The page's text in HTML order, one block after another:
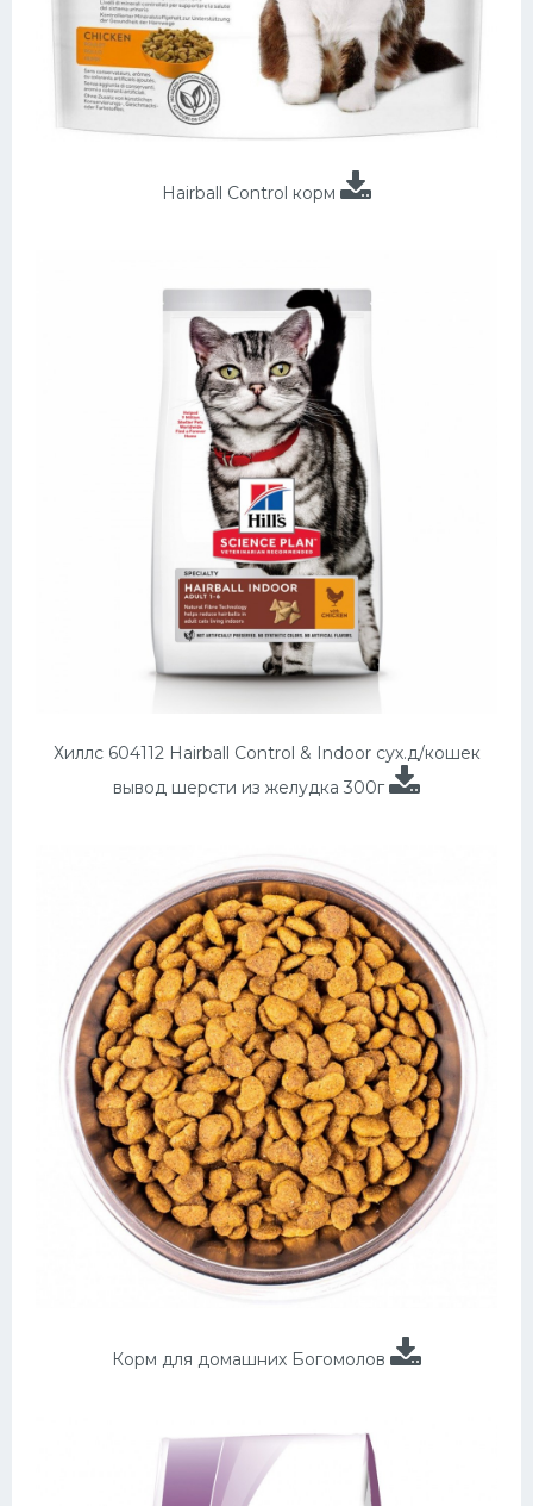
Hairball Control корм
Хиллс 604112 Hairball Control & Indoor сух.д/кошек
вывод шерсти из желудка 300г
Корм для домашних Богомолов